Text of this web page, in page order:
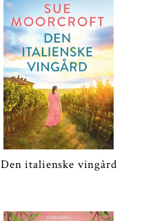
Den italienske vingård